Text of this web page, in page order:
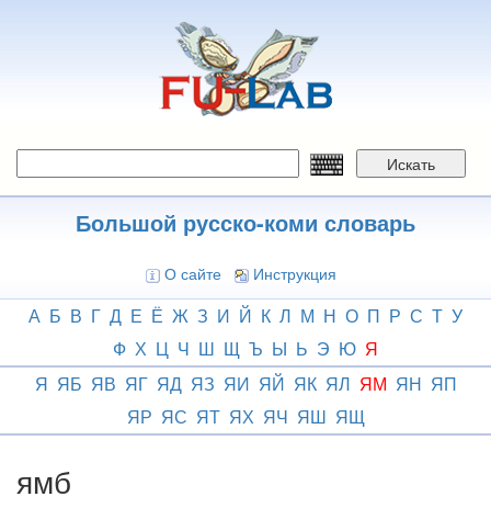
Искать
Большой русско-коми словарь
О сайте Инструкция
А Б В Г Д Е Ё Ж З И Й К Л М Н О П Р С Т У
Ф Х Ц Ч Ш Щ Ъ Ы Ь Э Ю Я
Я ЯБ ЯВ ЯГ ЯД ЯЗ ЯИ ЯЙ ЯК ЯЛ ЯМ ЯН ЯП
ЯР ЯС ЯТ ЯХ ЯЧ ЯШ ЯЩ
ямб